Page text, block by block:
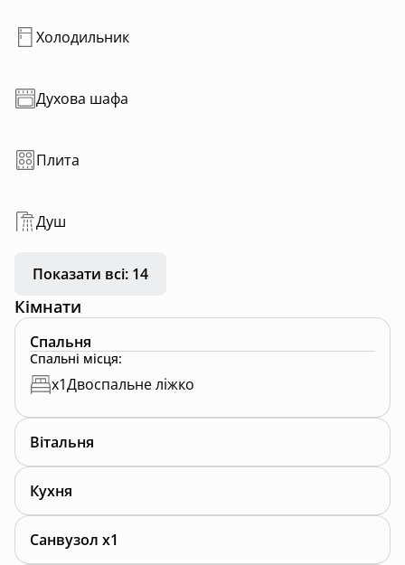
Холодильник
Духова шафа
Плита
Душ
Показати всі: 14
Кімнати
Спальня
Спальні місця:
x1Двоспальне ліжко
Вітальня
Кухня
Санвузол x1